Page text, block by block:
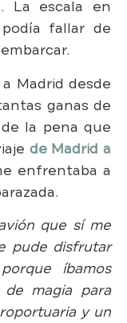
La escala en
fallar de
Madrid desde
ganas de
la pena que
de Madrid a
enfrentaba a
que sí me
pude disfrutar
íbamos
magia para
y un